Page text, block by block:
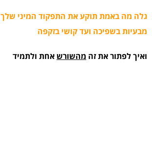
גלה מה באמת תוקע את התפקוד המיני שלך
מבעיות בשפיכה ועד קושי בזקפה
ואיך לפתור את זה מהשורשאחת ולתמיד